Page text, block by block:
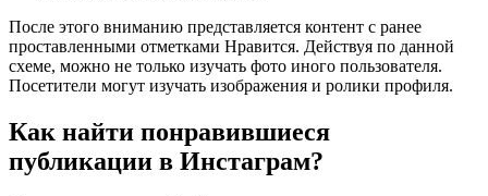
После этого вниманию представляется контент с ранее
проставленными отметками Нравится. Действуя по данной
схеме, можно не только изучать фото иного пользователя.
Посетители могут изучать изображения и ролики профиля.
Как найти понравившиеся
публикации в Инстаграм?